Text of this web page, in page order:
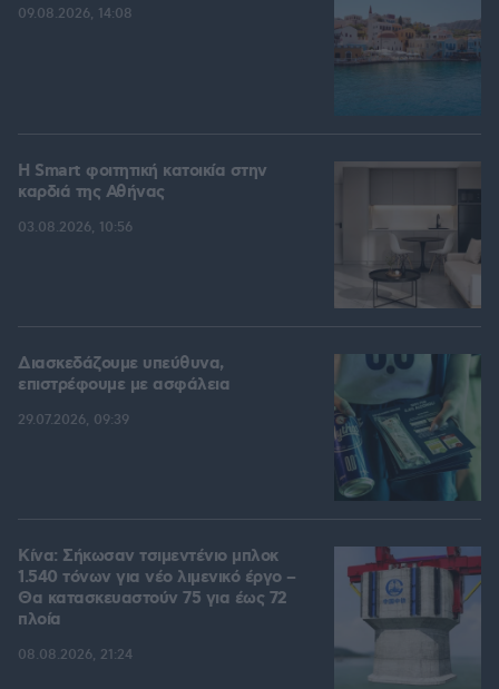
09.08.2026, 14:08
Η Smart φοιτητική κατοικία στην
καρδιά της Αθήνας
03.08.2026, 10:56
Διασκεδάζουμε υπεύθυνα,
επιστρέφουμε με ασφάλεια
29.07.2026, 09:39
Κίνα: Σήκωσαν τσιμεντένιο μπλοκ
1.540 τόνων για νέο λιμενικό έργο –
Θα κατασκευαστούν 75 για έως 72
πλοία
08.08.2026, 21:24